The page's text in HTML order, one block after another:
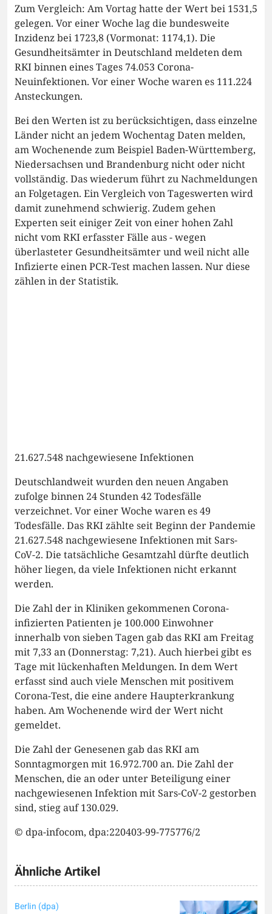
Zum Vergleich: Am Vortag hatte der Wert bei 1531,5
gelegen. Vor einer Woche lag die bundesweite
Inzidenz bei 1723,8 (Vormonat: 1174,1). Die
Gesundheitsämter in Deutschland meldeten dem
RKI binnen eines Tages 74.053 Corona-
Neuinfektionen. Vor einer Woche waren es 111.224
Ansteckungen.
Bei den Werten ist zu berücksichtigen, dass einzelne
Länder nicht an jedem Wochentag Daten melden,
am Wochenende zum Beispiel Baden-Württemberg,
Niedersachsen und Brandenburg nicht oder nicht
vollständig. Das wiederum führt zu Nachmeldungen
an Folgetagen. Ein Vergleich von Tageswerten wird
damit zunehmend schwierig. Zudem gehen
Experten seit einiger Zeit von einer hohen Zahl
nicht vom RKI erfasster Fälle aus - wegen
überlasteter Gesundheitsämter und weil nicht alle
Infizierte einen PCR-Test machen lassen. Nur diese
zählen in der Statistik.
21.627.548 nachgewiesene Infektionen
Deutschlandweit wurden den neuen Angaben
zufolge binnen 24 Stunden 42 Todesfälle
verzeichnet. Vor einer Woche waren es 49
Todesfälle. Das RKI zählte seit Beginn der Pandemie
21.627.548 nachgewiesene Infektionen mit Sars-
CoV-2. Die tatsächliche Gesamtzahl dürfte deutlich
höher liegen, da viele Infektionen nicht erkannt
werden.
Die Zahl der in Kliniken gekommenen Corona-
infizierten Patienten je 100.000 Einwohner
innerhalb von sieben Tagen gab das RKI am Freitag
mit 7,33 an (Donnerstag: 7,21). Auch hierbei gibt es
Tage mit lückenhaften Meldungen. In dem Wert
erfasst sind auch viele Menschen mit positivem
Corona-Test, die eine andere Haupterkrankung
haben. Am Wochenende wird der Wert nicht
gemeldet.
Die Zahl der Genesenen gab das RKI am
Sonntagmorgen mit 16.972.700 an. Die Zahl der
Menschen, die an oder unter Beteiligung einer
nachgewiesenen Infektion mit Sars-CoV-2 gestorben
sind, stieg auf 130.029.
© dpa-infocom, dpa:220403-99-775776/2
Ähnliche Artikel
Berlin (dpa)